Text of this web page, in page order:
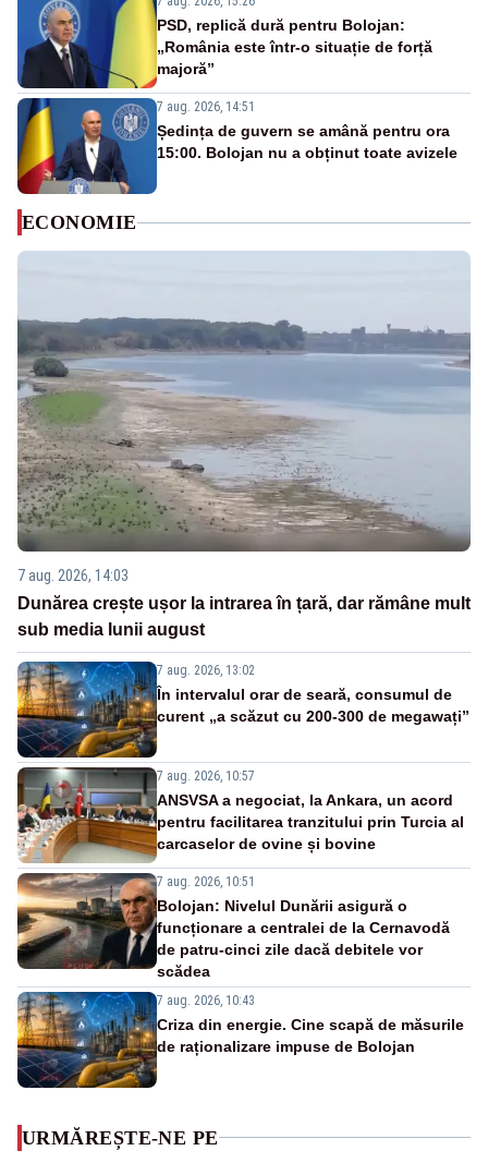
PSD, replică dură pentru Bolojan:
„România este într-o situație de forță
majoră”
7 aug. 2026, 14:51
Ședința de guvern se amână pentru ora
15:00. Bolojan nu a obținut toate avizele
ECONOMIE
7 aug. 2026, 14:03
Dunărea crește ușor la intrarea în țară, dar rămâne mult
sub media lunii august
7 aug. 2026, 13:02
În intervalul orar de seară, consumul de
curent „a scăzut cu 200-300 de megawați”
7 aug. 2026, 10:57
ANSVSA a negociat, la Ankara, un acord
pentru facilitarea tranzitului prin Turcia al
carcaselor de ovine și bovine
7 aug. 2026, 10:51
Bolojan: Nivelul Dunării asigură o
funcționare a centralei de la Cernavodă
de patru-cinci zile dacă debitele vor
scădea
7 aug. 2026, 10:43
Criza din energie. Cine scapă de măsurile
de raționalizare impuse de Bolojan
URMĂREȘTE-NE PE